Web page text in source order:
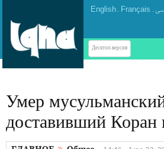
English . Français .
Десктоп-версия
Умер
доставивший Коран